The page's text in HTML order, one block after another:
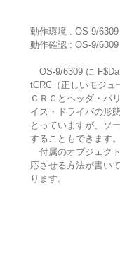
動作環境 : OS-9/6309
動作確認 : OS-9/
OS-9/6309 に
tCRC（正しいモジュ
ＣＲＣとヘッダ・パ
イス・ドライバの形
とっていますが、ソ
することもできます。
付属のオブジェク
応させる方法が書い
ります。